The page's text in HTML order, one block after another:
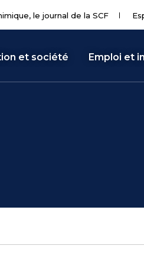
le journal de la SCF
et société Emploi et